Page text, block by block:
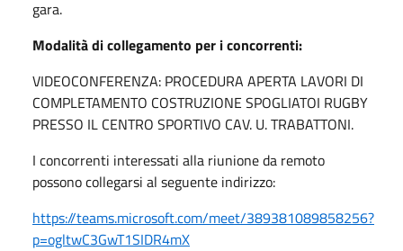
gara.
Modalità di collegamento per i concorrenti:
VIDEOCONFERENZA: PROCEDURA APERTA LAVORI DI
COMPLETAMENTO COSTRUZIONE SPOGLIATOI RUGBY
PRESSO IL CENTRO SPORTIVO CAV. U. TRABATTONI.
I concorrenti interessati alla riunione da remoto
possono collegarsi al seguente indirizzo:
https://teams.microsoft.com/meet/389381089858256?
p=ogltwC3GwT1SIDR4mX